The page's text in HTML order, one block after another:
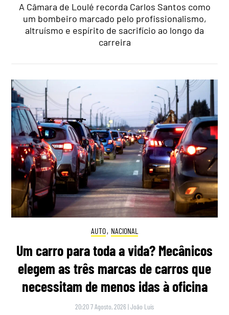
A Câmara de Loulé recorda Carlos Santos como
um bombeiro marcado pelo profissionalismo,
altruísmo e espírito de sacrifício ao longo da
carreira
AUTO, NACIONAL
Um carro para toda a vida? Mecânicos
elegem as três marcas de carros que
necessitam de menos idas à oficina
20:20 7 Agosto, 2026 |João Luís